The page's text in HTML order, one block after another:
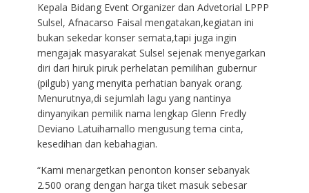
Kepala Bidang Event Organizer dan Advetorial LPPP
Sulsel, Afnacarso Faisal mengatakan,kegiatan ini
bukan sekedar konser semata,tapi juga ingin
mengajak masyarakat Sulsel sejenak menyegarkan
diri dari hiruk piruk perhelatan pemilihan gubernur
(pilgub) yang menyita perhatian banyak orang.
Menurutnya,di sejumlah lagu yang nantinya
dinyanyikan pemilik nama lengkap Glenn Fredly
Deviano Latuihamallo mengusung tema cinta,
kesedihan dan kebahagian.
“Kami menargetkan penonton konser sebanyak
2.500 orang dengan harga tiket masuk sebesar